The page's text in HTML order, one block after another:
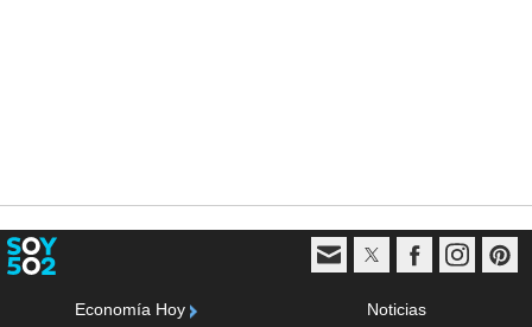
Economía Hoy Noticias